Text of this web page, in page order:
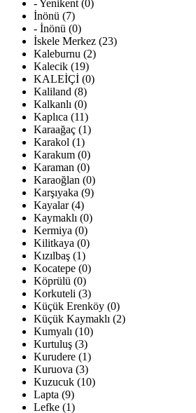
- Yenikent (0)
İnönü (7)
- İnönü (0)
İskele Merkez (23)
Kaleburnu (2)
Kalecik (19)
KALEİÇİ (0)
Kaliland (8)
Kalkanlı (0)
Kaplıca (11)
Karaağaç (1)
Karakol (1)
Karakum (0)
Karaman (0)
Karaoğlan (0)
Karşıyaka (9)
Kayalar (4)
Kaymaklı (0)
Kermiya (0)
Kilitkaya (0)
Kızılbaş (1)
Kocatepe (0)
Köprülü (0)
Korkuteli (3)
Küçük Erenköy (0)
Küçük Kaymaklı (2)
Kumyalı (10)
Kurtuluş (3)
Kurudere (1)
Kuruova (3)
Kuzucuk (10)
Lapta (9)
Lefke (1)